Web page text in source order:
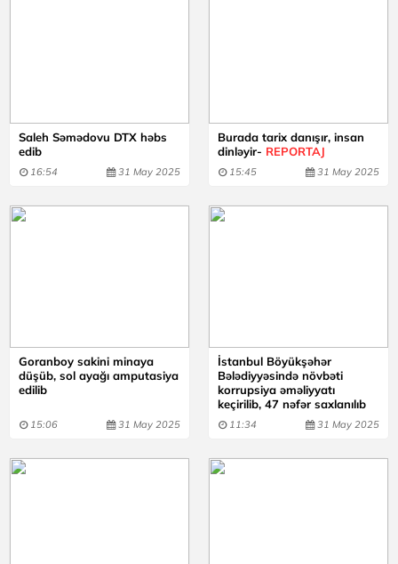
Saleh Səmədovu DTX həbs
edib
16:54 31 May 2025
Burada tarix danışır, insan
dinləyir- REPORTAJ
15:45 31 May 2025
Goranboy sakini minaya
düşüb, sol ayağı amputasiya
edilib
15:06 31 May 2025
İstanbul Böyükşəhər
Bələdiyyəsində növbəti
korrupsiya əməliyyatı
keçirilib, 47 nəfər saxlanılıb
11:34 31 May 2025